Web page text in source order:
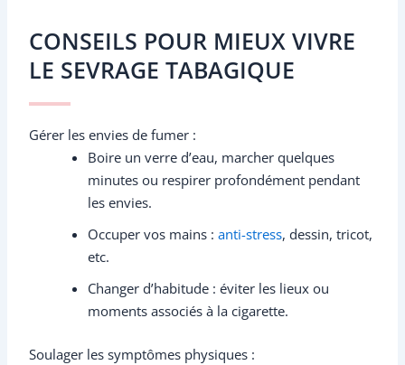
CONSEILS POUR MIEUX VIVRE
LE SEVRAGE TABAGIQUE
Gérer les envies de fumer :
Boire un verre d’eau, marcher quelques
minutes ou respirer profondément pendant
les envies.
Occuper vos mains :anti-stress, dessin, tricot,
etc.
Changer d’habitude : éviter les lieux ou
moments associés à la cigarette.
Soulager les symptômes physiques :